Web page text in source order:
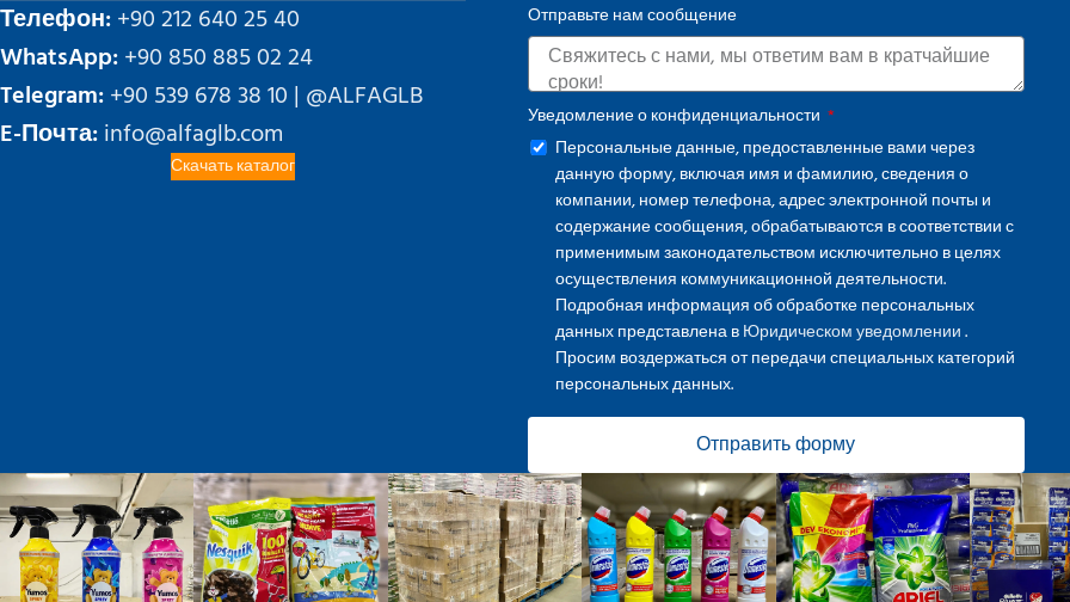
Телефон:+90 212 640 25 40
WhatsApp:+90 850 885 02 24
Telegram:+90 539 678 38 10 | @ALFAGLB
E-Почта:info@alfaglb.com
Скачать каталог
Отправьте нам сообщение
Уведомление о конфиденциальности
Персональные данные, предоставленные вами через
данную форму, включая имя и фамилию, сведения о
компании, номер телефона, адрес электронной почты и
содержание сообщения, обрабатываются в соответствии с
применимым законодательством исключительно в целях
осуществления коммуникационной деятельности.
Подробная информация об обработке персональных
данных представлена вЮридическом уведомлении.
Просим воздержаться от передачи специальных категорий
персональных данных.
Отправить форму